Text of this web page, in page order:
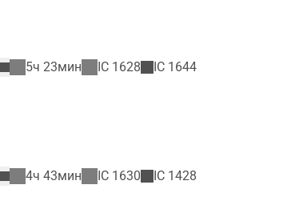
5ч 23мин IC 1628 IC 1644
4ч 43мин IC 1630 IC 1428